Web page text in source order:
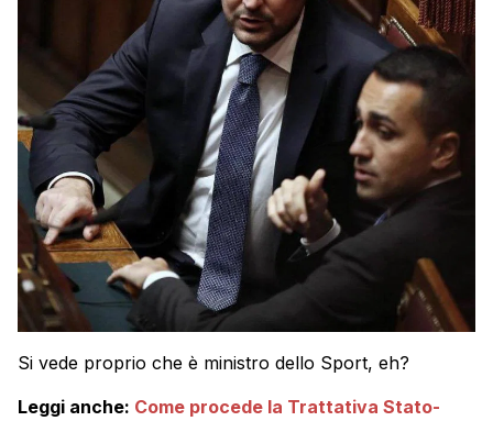
Si vede proprio che è ministro dello Sport, eh?
Leggi anche: Come procede la Trattativa Stato-